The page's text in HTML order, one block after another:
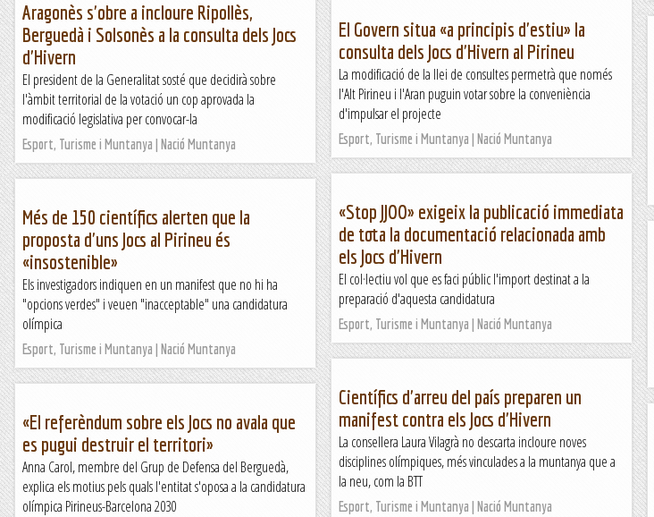
Aragonès s'obre a incloure Ripollès,
Berguedà i Solsonès a la consulta dels Jocs
d'Hivern
El president de la Generalitat sosté que decidirà sobre
l'àmbit territorial de la votació un cop aprovada la
modificació legislativa per convocar-la
Esport, Turisme i Muntanya | Nació Muntanya
El Govern situa «a principis d'estiu» la
consulta dels Jocs d'Hivern al Pirineu
La modificació de la llei de consultes permetrà que només
l'Alt Pirineu i l'Aran puguin votar sobre la conveniència
d'impulsar el projecte
Esport, Turisme i Muntanya | Nació Muntanya
«Stop JJOO» exigeix la publicació immediata
de tota la documentació relacionada amb
els Jocs d'Hivern
El col·lectiu vol que es faci públic l'import destinat a la
preparació d'aquesta candidatura
Esport, Turisme i Muntanya | Nació Muntanya
Més de 150 científics alerten que la
proposta d'uns Jocs al Pirineu és
«insostenible»
Els investigadors indiquen en un manifest que no hi ha
"opcions verdes" i veuen "inacceptable" una candidatura
olímpica
Esport, Turisme i Muntanya | Nació Muntanya
Científics d'arreu del país preparen un
manifest contra els Jocs d'Hivern
La consellera Laura Vilagrà no descarta incloure noves
disciplines olímpiques, més vinculades a la muntanya que a
la neu, com la BTT
Esport, Turisme i Muntanya | Nació Muntanya
«El referèndum sobre els Jocs no avala que
es pugui destruir el territori»
Anna Carol, membre del Grup de Defensa del Berguedà,
explica els motius pels quals l'entitat s'oposa a la candidatura
olímpica Pirineus-Barcelona 2030